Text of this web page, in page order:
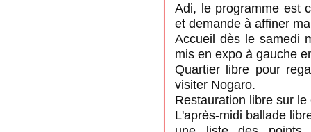
Adi, le programme est
et demande à affiner
Accueil dès le samedi
mis en expo à gauche
Quartier libre pour
visiter Nogaro.
Restauration libre sur
L'après-midi ballade